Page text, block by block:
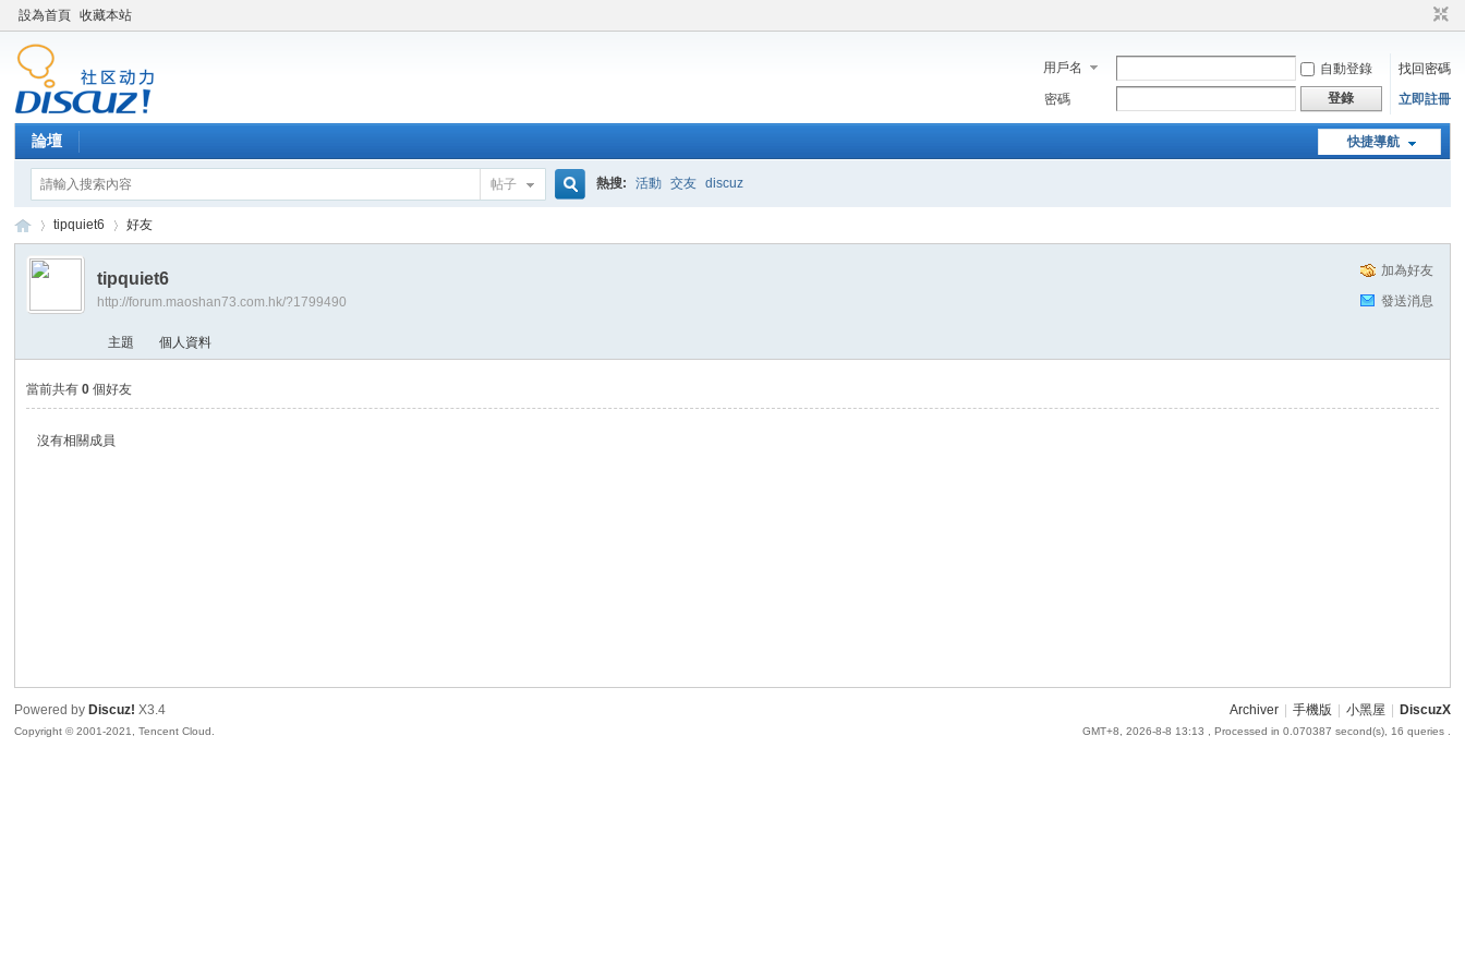
設為首頁 收藏本站
用戶名 自動登錄
找回密碼
密碼
登錄 立即註冊
快捷導航
論壇
帖子 熱搜: 活動 交友 discuz
›
tipquiet6 好友
加為好友
發送消息
tipquiet6
http://forum.maoshan73.com.hk/?1799490
主題 個人資料
當前共有0 個好友
沒有相關成員
Archiver 手機版 小黑屋 DiscuzX
GMT+8, 2026-8-8 13:13 , Processed in 0.070387 second(s), 16 queries .
Powered by Discuz! X3.4
Copyright © 2001-2021, Tencent Cloud.